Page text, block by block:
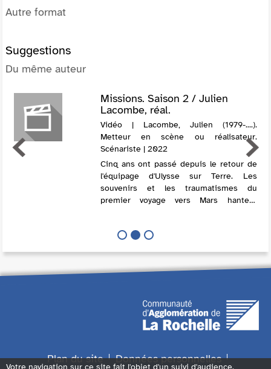
Autre format
Suggestions
Du même auteur
Missions. Saison 2 / Julien
Lacombe, réal.
Vidéo | Lacombe, Julien (1979-....).
Metteur en scène ou réalisateur.
Scénariste | 2022
Cinq ans ont passé depuis le retour de
l'équipage d'Ulysse sur Terre. Les
souvenirs et les traumatismes du
premier voyage vers Mars hantent
partagée par chacun ...
Plan du site
Données personnelles
Votre navigation sur ce site fait l'objet d'un suivi d'audience.